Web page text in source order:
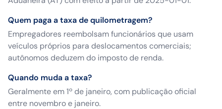
Quem paga a taxa de quilometragem?
Empregadores reembolsam funcionários que usam
veículos próprios para deslocamentos comerciais;
autônomos deduzem do imposto de renda.
Quando muda a taxa?
Geralmente em 1º de janeiro, com publicação oficial
entre novembro e janeiro.